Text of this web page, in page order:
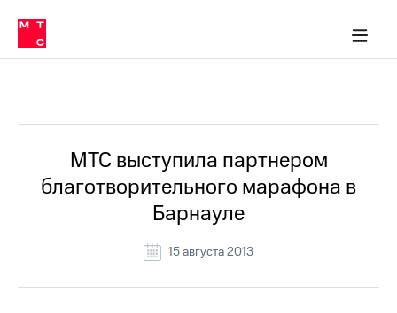
Медиа-центр
и акционерам
Устойчивое развитие
Комплаенс и деловая этика
компании
Карьера
История
компании
Руководство
информация
в МТС
Пресс-
релизы
о технологиях
МТС выступила партнером
благотворительного марафона в
Барнауле
15 августа 2013